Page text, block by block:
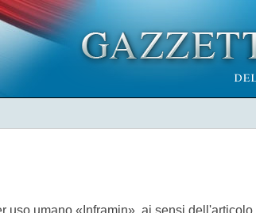
uso umano «Inframin», ai sensi